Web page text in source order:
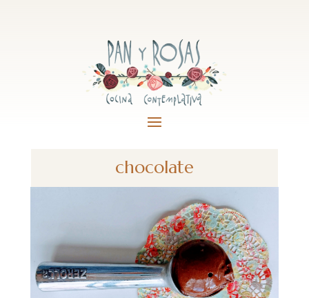
chocolate